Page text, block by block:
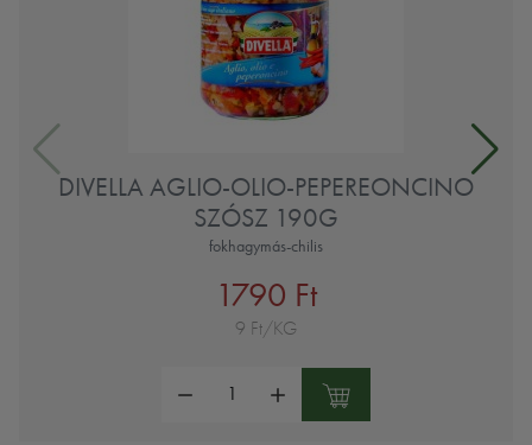
DIVELLA AGLIO-OLIO-PEPEREONCINO
SZÓSZ 190G
fokhagymás-chilis
1790 Ft
9 Ft/KG